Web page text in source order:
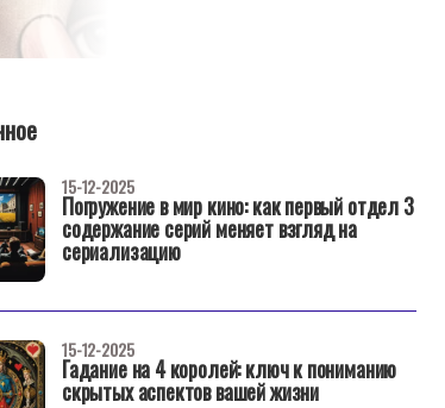
Погружение в мир кино: как первый отдел 3
содержание серий меняет взгляд на
сериализацию
15-12-2025
Гадание на 4 королей: ключ к пониманию
скрытых аспектов вашей жизни
15-12-2025